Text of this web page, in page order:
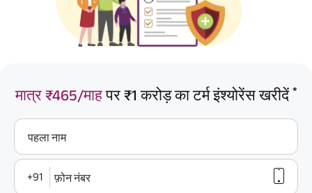
मात्र ₹465/माहपर ₹1 करोड़ का टर्म इंश्योरेंस खरीदें *
पहला नाम
+91 फ़ोन नंबर